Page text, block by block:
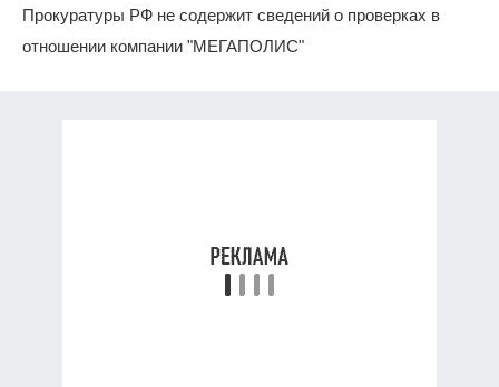
Прокуратуры РФ не содержит сведений о проверках в
отношении компании "МЕГАПОЛИС"